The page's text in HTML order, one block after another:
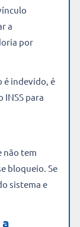
a
por
é indevido, é
INSS para
não tem
bloqueio. Se
sistema e